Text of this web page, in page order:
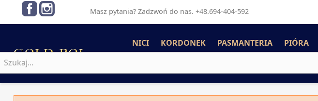
Masz pytania? Zadzwoń do nas. +48.694-404-592
Facebook
NICI KORDONEK PASMANTERIA PIÓRA